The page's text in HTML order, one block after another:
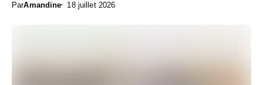
ParAmandine 18 juillet 2026